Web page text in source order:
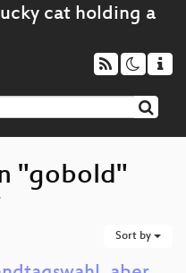
"gobold"
Sort by